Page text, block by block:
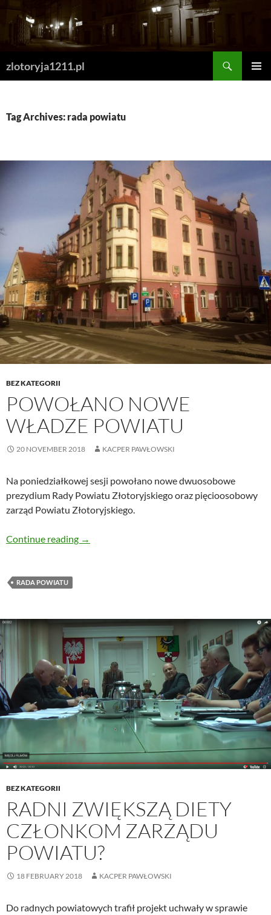
Skip
content
zlotoryja1211.pl
Tag Archives: rada powiatu
BEZ KATEGORII
POWOŁANO NOWE
WŁADZE POWIATU
20 NOVEMBER 2018 KACPER PAWŁOWSKI
Na poniedziałkowej sesji powołano nowe dwuosobowe
prezydium Rady Powiatu Złotoryjskiego oraz pięcioosobowy
zarząd Powiatu Złotoryjskiego.
Continue reading Powołano nowe władze powiatu
→
RADA POWIATU
BEZ KATEGORII
RADNI ZWIĘKSZĄ DIETY
CZŁONKOM ZARZĄDU
POWIATU?
18 FEBRUARY 2018 KACPER PAWŁOWSKI
Do radnych powiatowych trafił projekt uchwały w sprawie